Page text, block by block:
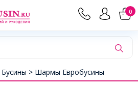
0
Бусины > Шармы Евробусины